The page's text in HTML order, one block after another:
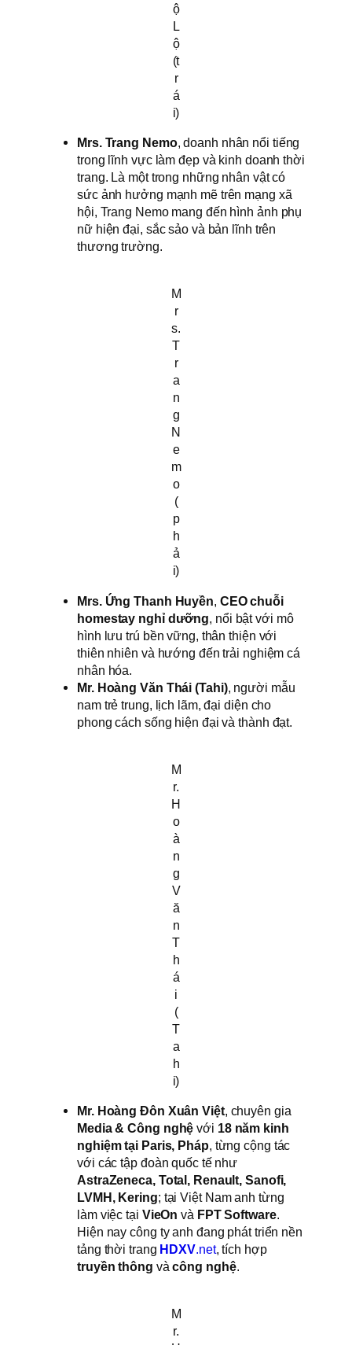
ộ
L
ộ
(t
r
á
i)
Mrs. Trang Nemo, doanh nhân nổi tiếng
trong lĩnh vực làm đẹp và kinh doanh thời
trang. Là một trong những nhân vật có
sức ảnh hưởng mạnh mẽ trên mạng xã
hội, Trang Nemo mang đến hình ảnh phụ
nữ hiện đại, sắc sảo và bản lĩnh trên
thương trường.
M
r
s.
T
r
a
n
g
N
e
m
o
(
p
h
ả
i)
Mrs. Ứng Thanh Huyền CEO chuỗi
homestay nghỉ dưỡng , nổi bật với mô
hình lưu trú bền vững, thân thiện với
thiên nhiên và hướng đến trải nghiệm cá
nhân hóa.
Mr. Hoàng Văn Thái (Tahi), người mẫu
nam trẻ trung, lịch lãm, đại diện cho
phong cách sống hiện đại và thành đạt.
M
r.
H
o
à
n
g
V
ă
n
T
h
á
i
(
T
a
h
i)
Mr. Hoàng Đôn Xuân Việt, chuyên gia
Media & Công nghệ với 18 năm kinh
nghiệm tại Paris, Pháp, từng cộng tác
với các tập đoàn quốc tế như
AstraZeneca, Total, Renault, Sanofi,
LVMH, Kering; tại Việt Nam anh từng
làm việc tại VieOn và FPT Software.
Hiện nay công ty anh đang phát triển nền
tảng thời trang HDXV.net, tích hợp
truyền thông vàcông nghệ.
M
r.